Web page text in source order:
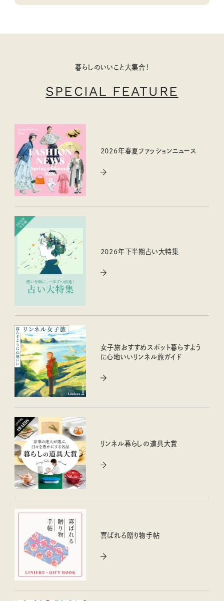
暮らしのいいこと大集合！
SPECIAL FEATURE
2026年春夏ファッションニュース
2026年下半期占い大特集
女子旅おすすめスポット暮らすよう
に心地いいリンネル旅ガイド
リンネル暮らしの道具大賞
喜ばれる贈り物手帖